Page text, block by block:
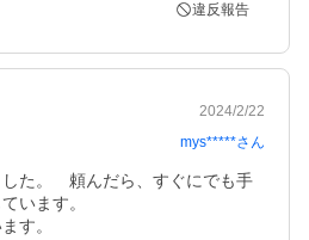
違反報告
2024/2/22
mys*****さん
た。　頼んだら、すぐにでも手
います。
す。